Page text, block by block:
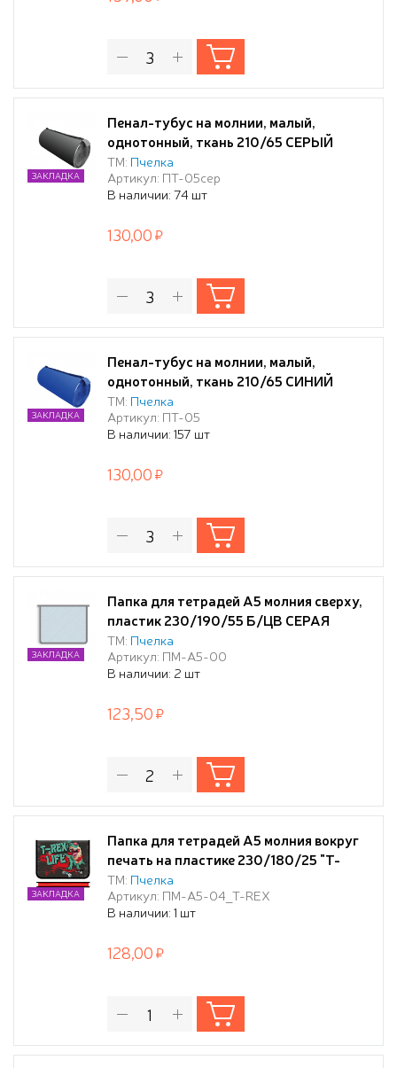
Пенал-тубус на молнии, малый,
однотонный, ткань 210/65 СЕРЫЙ
ТМ: Пчелка
Артикул: ПТ-05сер
В наличии: 74 шт
ЗАКЛАДКА
130,00
Пенал-тубус на молнии, малый,
однотонный, ткань 210/65 СИНИЙ
ТМ: Пчелка
Артикул: ПТ-05
В наличии: 157 шт
ЗАКЛАДКА
130,00
Папка для тетрадей А5 молния сверху,
пластик 230/190/55 Б/ЦВ СЕРАЯ
ТМ: Пчелка
Артикул: ПМ-А5-00
В наличии: 2 шт
ЗАКЛАДКА
123,50
Папка для тетрадей А5 молния вокруг
печать на пластике 230/180/25 "T-
REX" 2023
ТМ: Пчелка
Артикул: ПМ-А5-04_T-REX
В наличии: 1 шт
ЗАКЛАДКА
128,00